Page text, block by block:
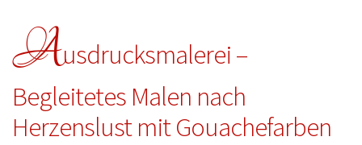
Ausdrucksmalerei –
Begleitetes Malen nach
Herzenslust mit Gouachefarben